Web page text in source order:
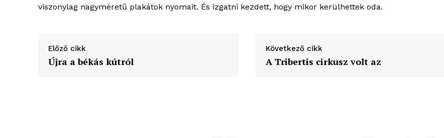
viszonylag nagyméretű plakátok nyomait. És izgatni kezdett, hogy mikor kerülhettek oda.
Előző cikk
Újra a békás kútról
Következő cikk
A Tribertis cirkusz volt az